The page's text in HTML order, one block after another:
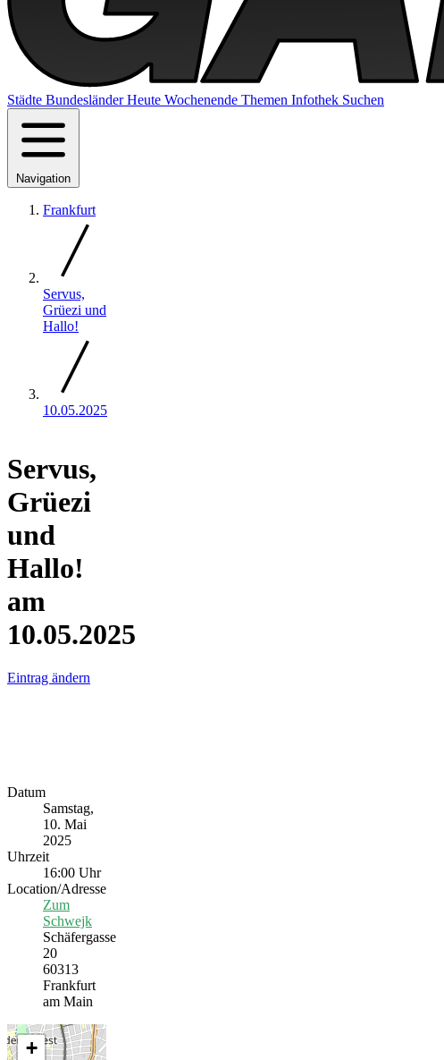
Städte BundesländerHeute Wochenende Themen Infothek Suchen
Navigation
Frankfurt
Servus,
Grüezi und
Hallo!
10.05.2025
Servus,
Grüezi
und
Hallo!
am
10.05.2025
Eintrag ändern
Datum
Samstag,
10. Mai
2025
Uhrzeit
16:00 Uhr
Location/Adresse
Zum
Schwejk
Schäfergasse
20
60313
Frankfurt
am Main
+